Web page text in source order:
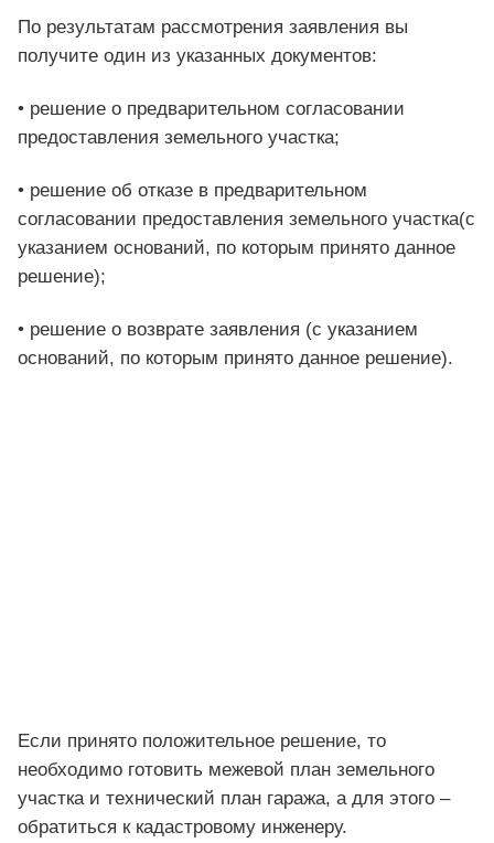
По результатам рассмотрения заявления вы
получите один из указанных документов:
• решение о предварительном согласовании
предоставления земельного участка;
• решение об отказе в предварительном
согласовании предоставления земельного участка(с
указанием оснований, по которым принято данное
решение);
• решение о возврате заявления (с указанием
оснований, по которым принято данное решение).
Если принято положительное решение, то
необходимо готовить межевой план земельного
участка и технический план гаража, а для этого –
обратиться к кадастровому инженеру.